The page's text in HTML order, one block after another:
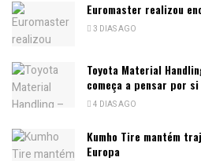
Euromaster realizou
3 DIAS AGO
Toyota Material
começa a pensar por si
4 DIAS AGO
Kumho Tire mantém
Europa